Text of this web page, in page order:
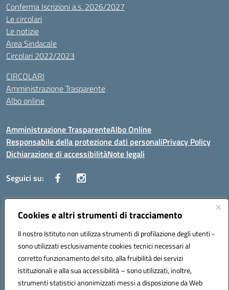
Cookies e altri strumenti di tracciamento
Il nostro Istituto non utilizza strumenti di profilazione degli utenti -
sono utilizzati esclusivamente cookies tecnici necessari al
corretto funzionamento del sito, alla fruibilità dei servizi
istituzionali e alla sua accessibilità – sono utilizzati, inoltre,
strumenti statistici anonimizzati messi a disposizione da Web
Conferma Iscrizioni a.s. 2026/2027
Le circolari
Le notizie
Area Sindacale
Circolari 2022/2023
CIRCOLARI
Amministrazione Trasparente
Albo online
Amministrazione TrasparenteAlbo Online
Responsabile della protezione dati personaliPrivacy Policy
Dichiarazione di accessibilitàNote legali
Seguici su:
Indirizzo:Corso Vittorio Emanuele, 27 90133 - Palermo
Posta elettronica certificata (PEC):pais03600r@pec.istruzione.it
Codice fiscale: 97308550827
Codice meccanografico: PAIS03600R